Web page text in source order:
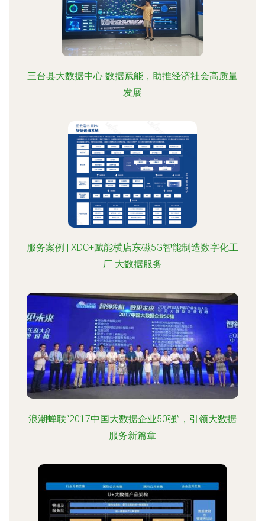
三台县大数据中心 数据赋能，助推经济社会高质量
发展
服务案例 | XDC+赋能横店东磁5G智能制造数字化工
厂 大数据服务
浪潮蝉联“2017中国大数据企业50强”，引领大数据
服务新篇章